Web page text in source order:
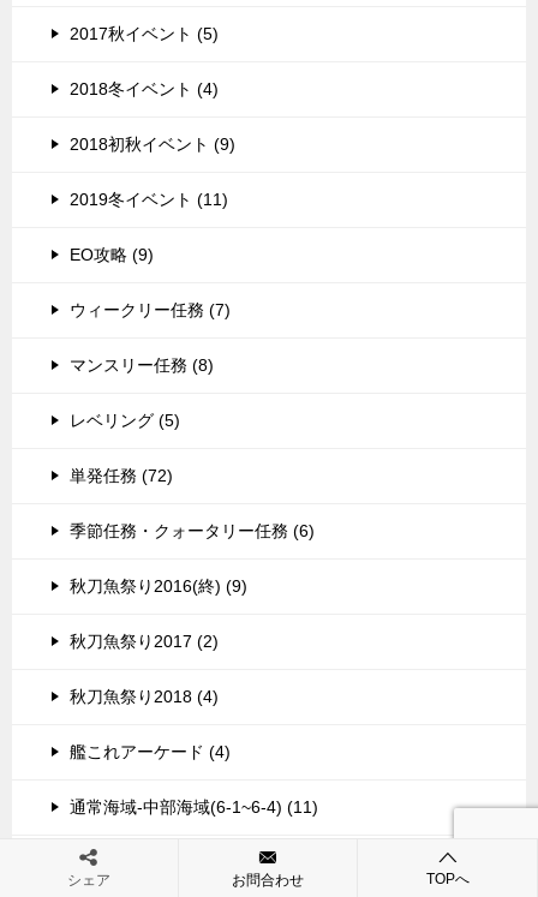
2017秋イベント (5)
2018冬イベント (4)
2018初秋イベント (9)
2019冬イベント (11)
EO攻略 (9)
ウィークリー任務 (7)
マンスリー任務 (8)
レベリング (5)
単発任務 (72)
季節任務・クォータリー任務 (6)
秋刀魚祭り2016(終) (9)
秋刀魚祭り2017 (2)
秋刀魚祭り2018 (4)
艦これアーケード (4)
通常海域-中部海域(6-1~6-4) (11)
通常海域-南方海域(5-1~5-4) (9)
シェア お問合わせ TOPへ